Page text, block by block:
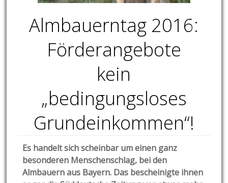
Almbauerntag 2016:
Förderangebote
kein
„bedingungsloses
Grundeinkommen“!
Es handelt sich scheinbar um einen ganz
besonderen Menschenschlag, bei den
Almbauern aus Bayern. Das bescheinigte ihnen